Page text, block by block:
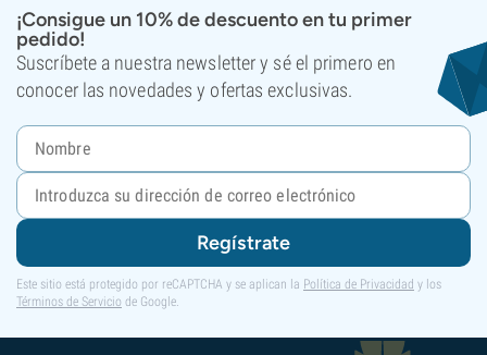
¡Consigue un 10% de descuento en tu primer
pedido!
Suscríbete a nuestra newsletter y sé el primero en
conocer las novedades y ofertas exclusivas.
Regístrate
Este sitio está protegido por reCAPTCHA y se aplican la Política de Privacidad y los
Términos de Servicio de Google.